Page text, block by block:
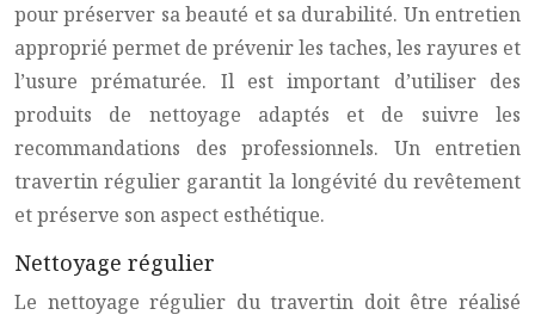
pour préserver sa beauté et sa durabilité. Un entretien
approprié permet de prévenir les taches, les rayures et
l’usure prématurée. Il est important d’utiliser des
produits de nettoyage adaptés et de suivre les
recommandations des professionnels. Un entretien
travertinrégulier garantit la longévité du revêtement
et préserve son aspect esthétique.
Nettoyage régulier
Le nettoyage régulier dutravertin doit être réalisé